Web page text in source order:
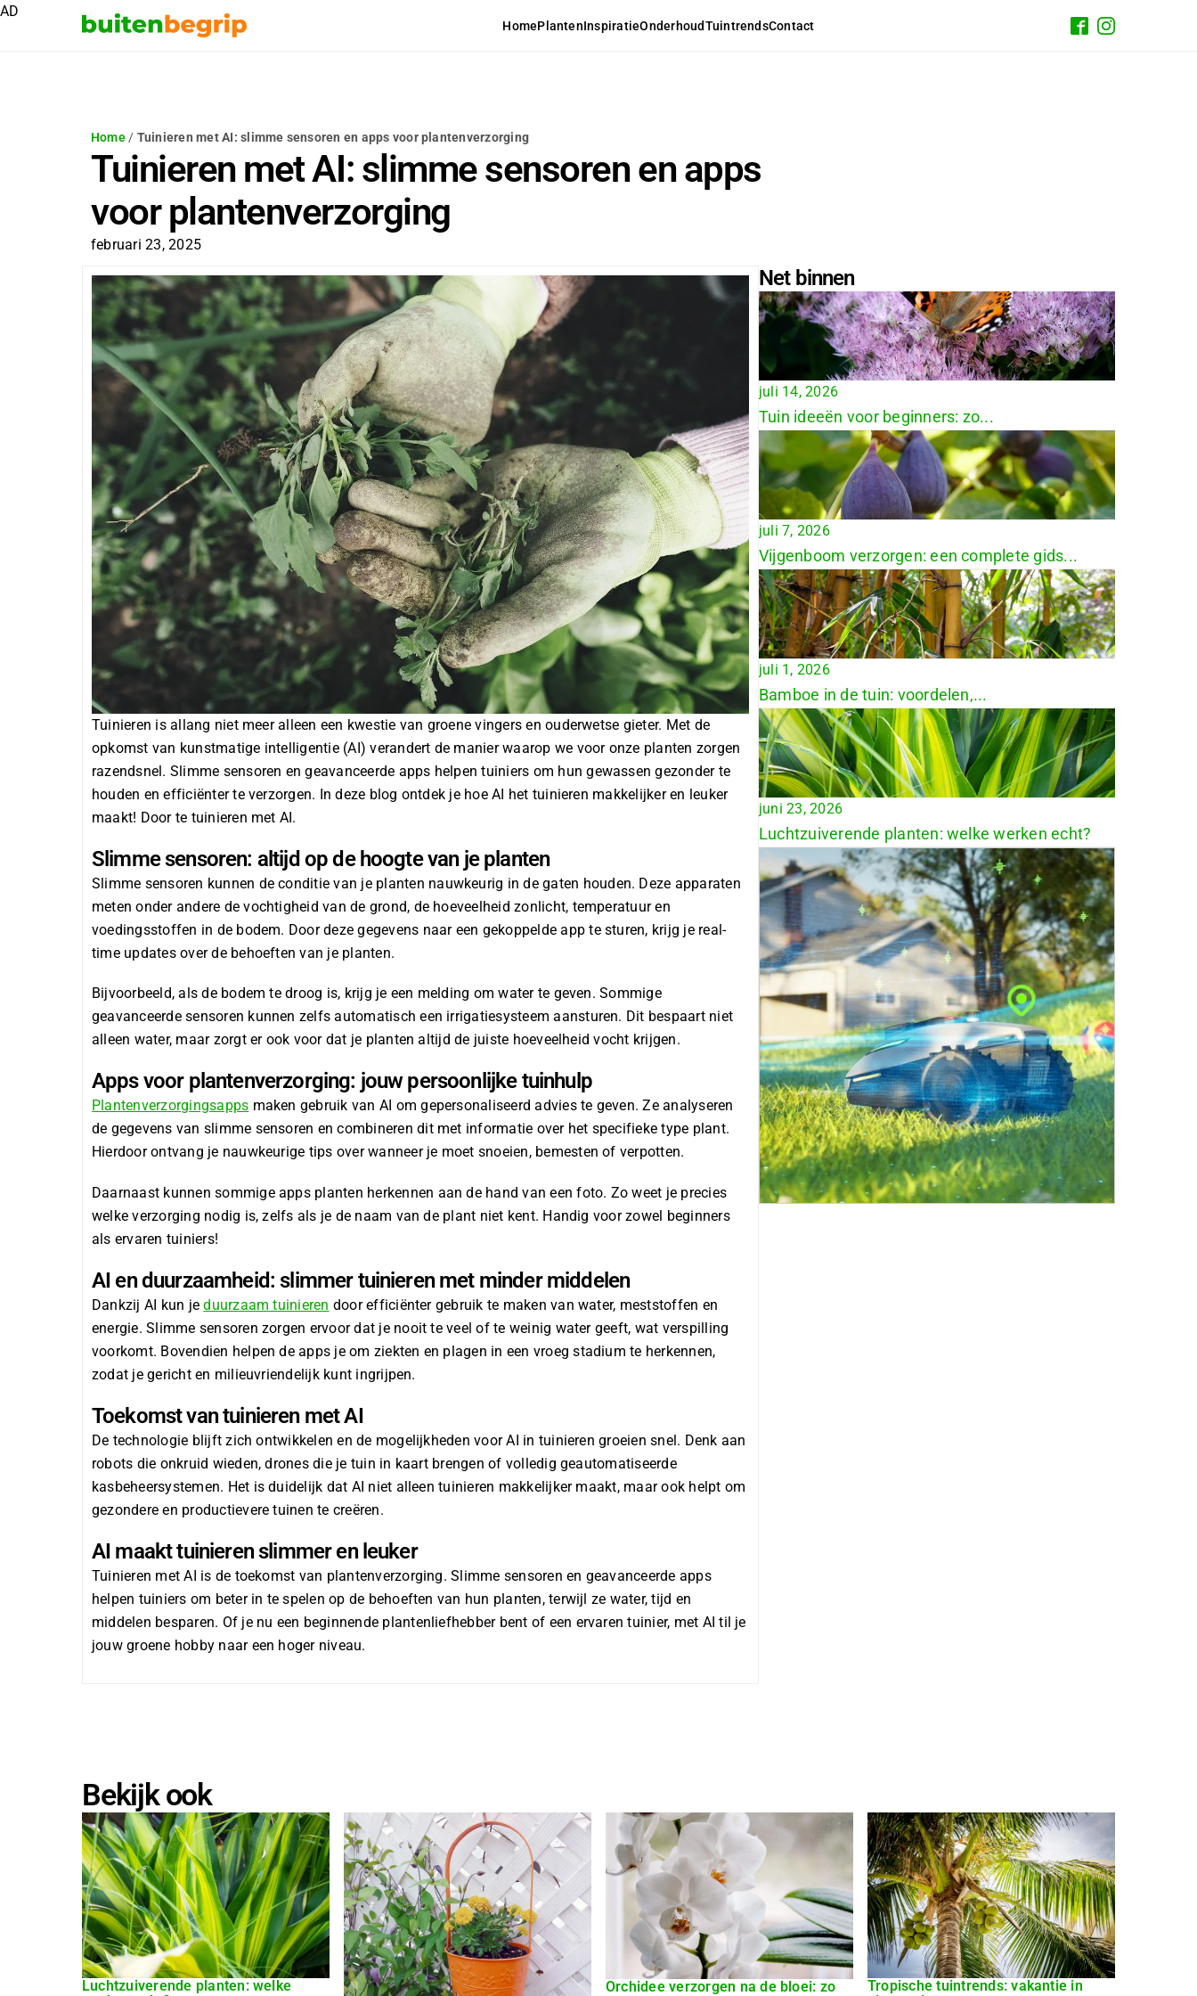
HomePlantenInspiratieOnderhoudTuintrendsContact
Home/ Tuinieren met AI: slimme sensoren en apps voor plantenverzorging
Tuinieren met AI: slimme sensoren en apps
voor plantenverzorging
februari 23, 2025
Tuinieren is allang niet meer alleen een kwestie van groene vingers en ouderwetse gieter. Met de
opkomst van kunstmatige intelligentie (AI) verandert de manier waarop we voor onze planten zorgen
razendsnel. Slimme sensoren en geavanceerde apps helpen tuiniers om hun gewassen gezonder te
houden en efficiënter te verzorgen. In deze blog ontdek je hoe AI het tuinieren makkelijker en leuker
maakt! Door te tuinieren met AI.
Slimme sensoren: altijd op de hoogte van je planten
Slimme sensoren kunnen deconditie van je planten nauwkeurig in de gaten houden. Deze apparaten
meten onder andere de vochtigheid van de grond, de hoeveelheid zonlicht, temperatuur en
voedingsstoffen in de bodem. Door deze gegevens naar een gekoppelde app te sturen, krijg je real-
time updatesover de behoeften van je planten.
Bijvoorbeeld, als de bodem te droog is, krijg je een melding om water te geven. Sommige
geavanceerde sensoren kunnen zelfs automatisch een irrigatiesysteem aansturen. Dit bespaart niet
alleen water, maar zorgt er ook voor dat je planten altijd de juiste hoeveelheid vocht krijgen.
Apps voor plantenverzorging: jouw persoonlijke tuinhulp
Plantenverzorgingsapps maken gebruik van AI om gepersonaliseerd advies te geven. Ze analyseren
de gegevens van slimme sensoren en combineren dit met informatie over het specifieke type plant.
Hierdoor ontvang je nauwkeurige tips over wanneer je moet snoeien, bemesten of verpotten.
Daarnaast kunnen sommige apps planten herkennen aan de hand van een foto. Zo weet je precies
welke verzorging nodig is, zelfs als je de naam van de plant niet kent. Handig voor zowel beginners
als ervaren tuiniers!
AI en duurzaamheid: slimmer tuinieren met minder middelen
Dankzij AI kun jeduurzaam tuinieren door efficiënter gebruik te maken van water, meststoffen en
energie. Slimme sensoren zorgen ervoor dat je nooit te veel of te weinig water geeft, wat verspilling
voorkomt. Bovendien helpen de apps je om ziekten en plagen in een vroeg stadium te herkennen,
zodat je gericht en milieuvriendelijk kunt ingrijpen.
Toekomst van tuinieren met AI
De technologie blijft zich ontwikkelen en de mogelijkheden voorAI in tuinieren groeien snel. Denk aan
robots die onkruid wieden, drones die je tuin in kaart brengen of volledig geautomatiseerde
kasbeheersystemen. Het is duidelijk dat AI niet alleen tuinieren makkelijker maakt, maar ook helpt om
gezondere en productievere tuinen te creëren.
AI maakt tuinieren slimmer en leuker
Tuinieren met AI is de toekomst van plantenverzorging. Slimme sensoren en geavanceerde apps
helpen tuiniers om beter in te spelen op de behoeften van hun planten, terwijl ze water, tijd en
middelen besparen. Of je nu een beginnende plantenliefhebber bent of een ervaren tuinier, met AI til je
jouw groene hobby naar een hoger niveau.
Net binnen
juli 14, 2026
Tuin ideeën voor beginners: zo...
juli 7, 2026
Vijgenboom verzorgen: een complete gids...
juli 1, 2026
Bamboe in de tuin: voordelen,...
juni 23, 2026
Luchtzuiverende planten: welke werken echt?
AD
Bekijk ook
Luchtzuiverende planten: welke
Orchidee verzorgen na de bloei: zo
Tropische tuintrends: vakantie in